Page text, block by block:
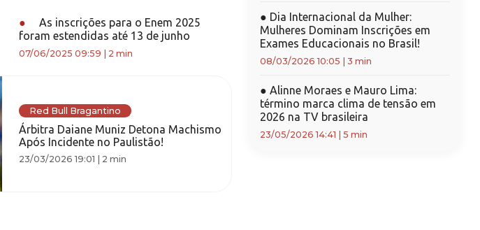
●
As inscrições para o Enem 2025
foram estendidas até 13 de junho
07/06/2025 09:59 2 min
Red Bull Bragantino
Árbitra Daiane Muniz Detona Machismo
Após Incidente no Paulistão!
23/03/2026 19:01 | 2 min
● Dia Internacional da Mulher:
Mulheres Dominam Inscrições em
Exames Educacionais no Brasil!
08/03/2026 10:05 3 min
● Alinne Moraes e Mauro Lima:
término marca clima de tensão em
2026 na TV brasileira
23/05/2026 14:41 5 min